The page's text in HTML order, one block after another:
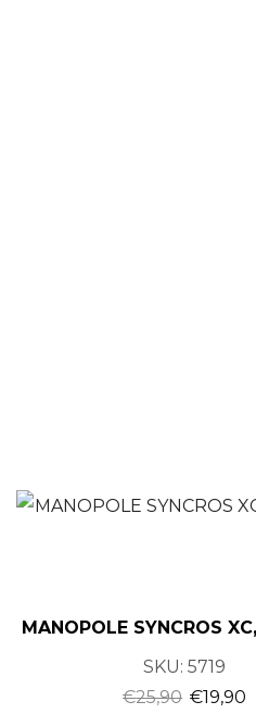
MANOPOLE SYNCROS
SKU:5719
€25,90 €19,90